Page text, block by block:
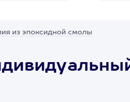
из эпоксидной смолы